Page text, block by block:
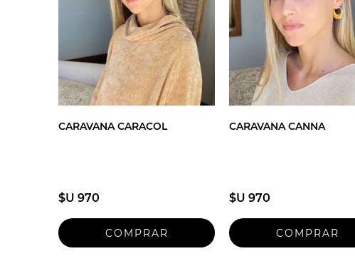
CARAVANA CARACOL
$U 970
CARAVANA CANNA
$U 970